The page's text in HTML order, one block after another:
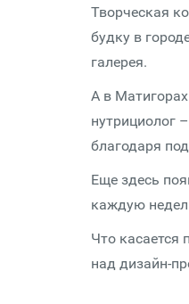
Творческая
будку в
галерея.
А в
нутрициолог
благодаря
Еще здесь
каждую
Что касается
над дизайн-